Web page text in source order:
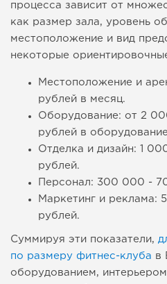
процесса зависит от
как размер зала, уровень
местоположение и вид
некоторые
Местоположение и
рублей в месяц.
Оборудование: от 2
рублей в
Отделка и дизайн: 1
рублей.
Персонал: 300 000 -
Маркетинг и
рублей.
Суммируя эти показатели,
по размеру фитнес-клуба в
оборудованием,